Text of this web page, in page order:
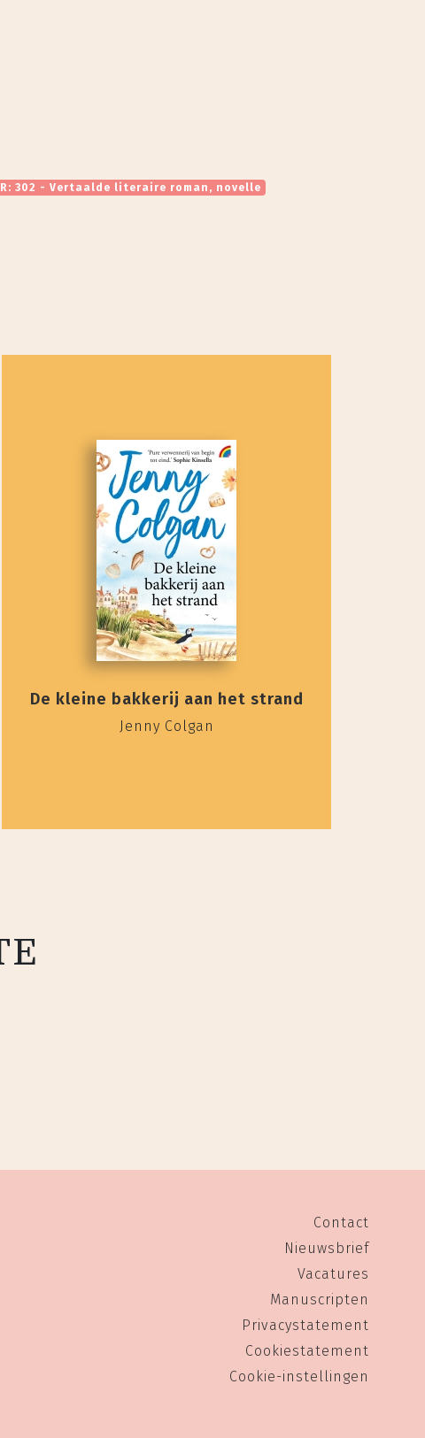
302 - Vertaalde literaire roman, novelle
De kleine bakkerij aan het strand
Jenny Colgan
Contact
Nieuwsbrief
Vacatures
Manuscripten
Privacystatement
Cookiestatement
Cookie-instellingen